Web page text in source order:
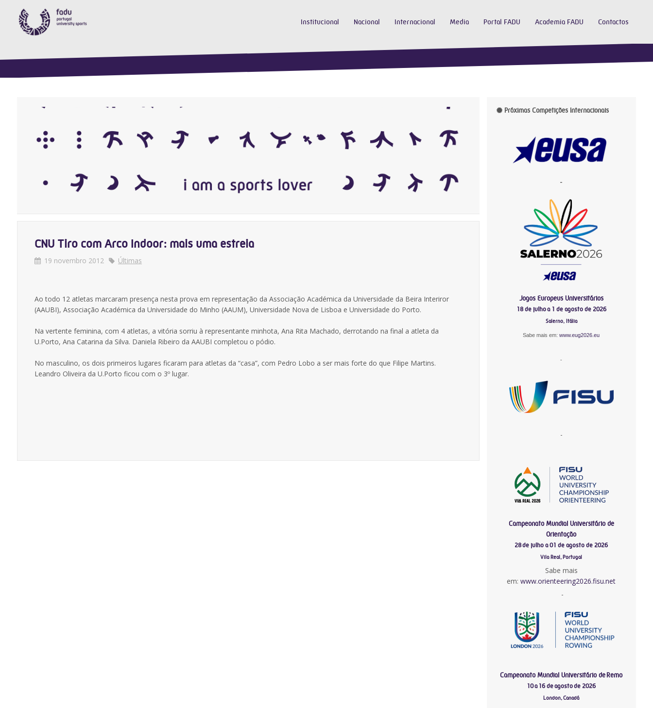
Institucional Nacional Internacional Media Portal FADU Academia FADU Contactos
CNU Tiro com Arco Indoor: mais uma estreia
19 novembro 2012 Últimas
Ao todo 12 atletas marcaram presença nesta prova em representação da Associação Académica da Universidade da Beira Interiror
(AAUBI), Associação Académica da Universidade do Minho (AAUM), Universidade Nova de Lisboa e Universidade do Porto.
Na vertente feminina, com 4 atletas, a vitória sorriu à representante minhota, Ana Rita Machado, derrotando na final a atleta da
U.Porto, Ana Catarina da Silva. Daniela Ribeiro da AAUBI completou o pódio.
No masculino, os dois primeiros lugares ficaram para atletas da “casa”, com Pedro Lobo a ser mais forte do que Filipe Martins.
Leandro Oliveira da U.Porto ficou com o 3º lugar.
Próximas Competições Internacionais
-
Jogos Europeus Universitários
18 de julho a 1 de agosto de 2026
Salerno, Itália
Sabe mais em:www.eug2026.eu
-
-
Campeonato Mundial Universitário de
Orientação
28 de julho a 01 de agosto de 2026
Vila Real, Portugal
Sabe mais
em:www.orienteering2026.fisu.net
-
Campeonato Mundial Universitário de Remo
10 a 16 de agosto de 2026
London, Canadá